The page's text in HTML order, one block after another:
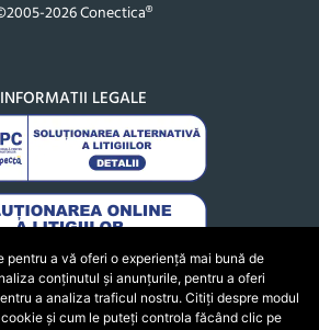
2026 Conectica®
INFORMATII LEGALE
pentru a vă oferi o experiență mai bună de
conținutul și anunțurile, pentru a oferi
a analiza traficul nostru. Citiți despre modul
și cum le puteți controla făcând clic pe